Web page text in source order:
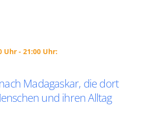
Uhr - 21:00 Uhr:
Madagaskar, die dort
und ihren Alltag